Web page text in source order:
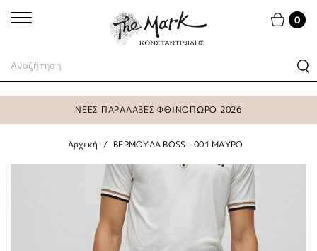
0
ΝΕΕΣ ΠΑΡΑΛΑΒΕΣ ΦΘΙΝΟΠΩΡΟ 2026
Αρχική ΒΕΡΜΟΥΔΑ BOSS - 001 ΜΑΥΡΟ